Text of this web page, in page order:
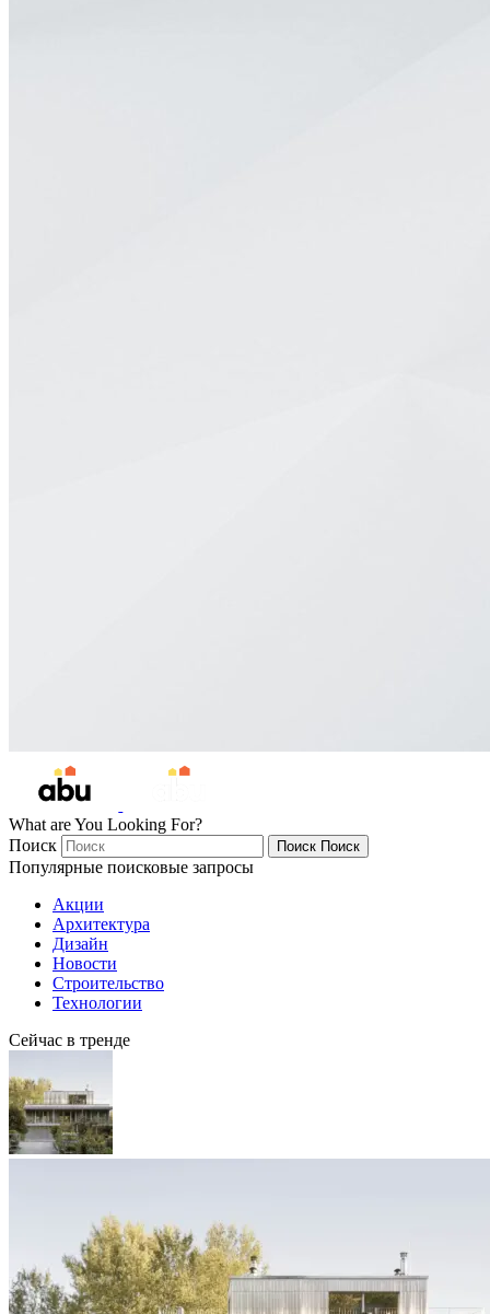
What are You Looking For?
Поиск
Поиск Поиск
Популярные поисковые запросы
Акции
Архитектура
Дизайн
Новости
Строительство
Технологии
Сейчас в тренде